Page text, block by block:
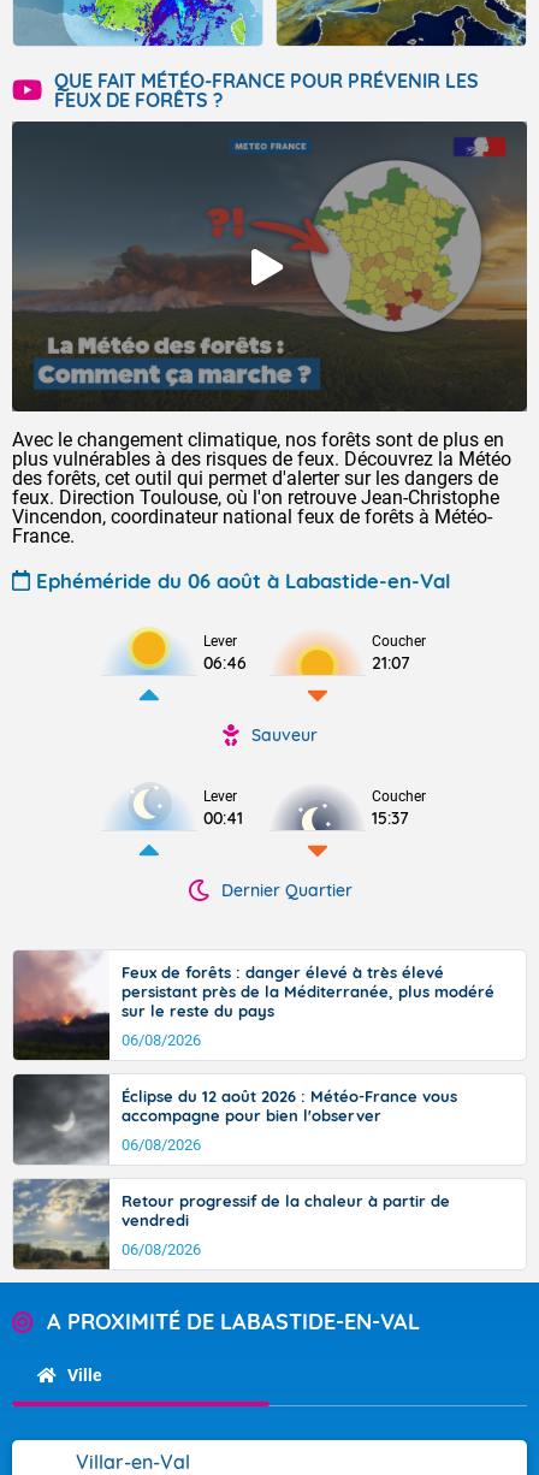
QUE FAIT MÉTÉO-FRANCE POUR PRÉVENIR LES
FEUX DE FORÊTS ?
Avec le changement climatique, nos forêts sont de plus en
plus vulnérables à des risques de feux. Découvrez la Météo
des forêts, cet outil qui permet d'alerter sur les dangers de
feux. Direction Toulouse, où l'on retrouve Jean-Christophe
Vincendon, coordinateur national feux de forêts à Météo-
France.
Ephéméride du 06 août à Labastide-en-Val
Lever
06:46
Coucher
21:07
Sauveur
Lever
00:41
Coucher
15:37
Dernier Quartier
Feux de forêts : danger élevé à très élevé
persistant près de la Méditerranée, plus modéré
sur le reste du pays
06/08/2026
Éclipse du 12 août 2026 : Météo-France vous
accompagne pour bien l'observer
06/08/2026
Retour progressif de la chaleur à partir de
vendredi
06/08/2026
A PROXIMITÉ DE LABASTIDE-EN-VAL
Ville
Villar-en-Val